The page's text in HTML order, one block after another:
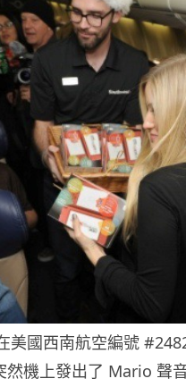
美國西南航空編號
然機上發出了 Mario 聲